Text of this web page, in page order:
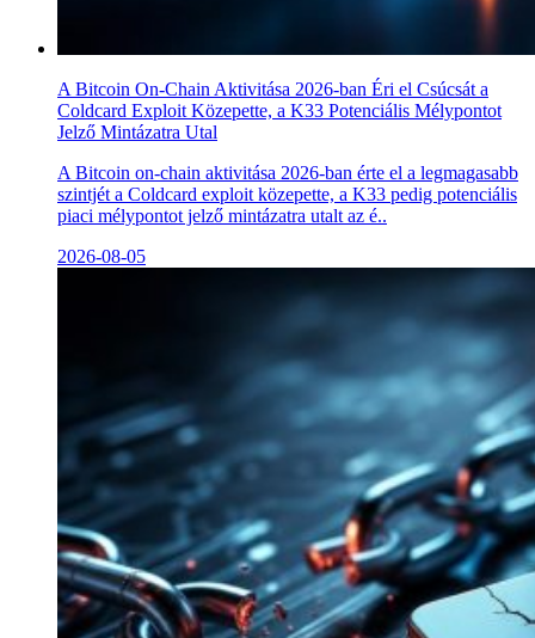
A Bitcoin On-Chain Aktivitása 2026-ban Éri el Csúcsát a
Coldcard Exploit Közepette, a K33 Potenciális Mélypontot
Jelző Mintázatra Utal
A Bitcoin on-chain aktivitása 2026-ban érte el a legmagasabb
szintjét a Coldcard exploit közepette, a K33 pedig potenciális
piaci mélypontot jelző mintázatra utalt az é..
2026-08-05